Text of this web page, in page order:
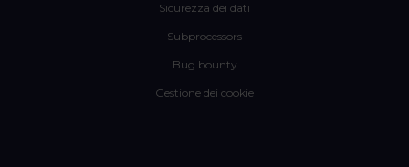
Sicurezza dei dati
Subprocessors
Bug bounty
Gestione dei cookie